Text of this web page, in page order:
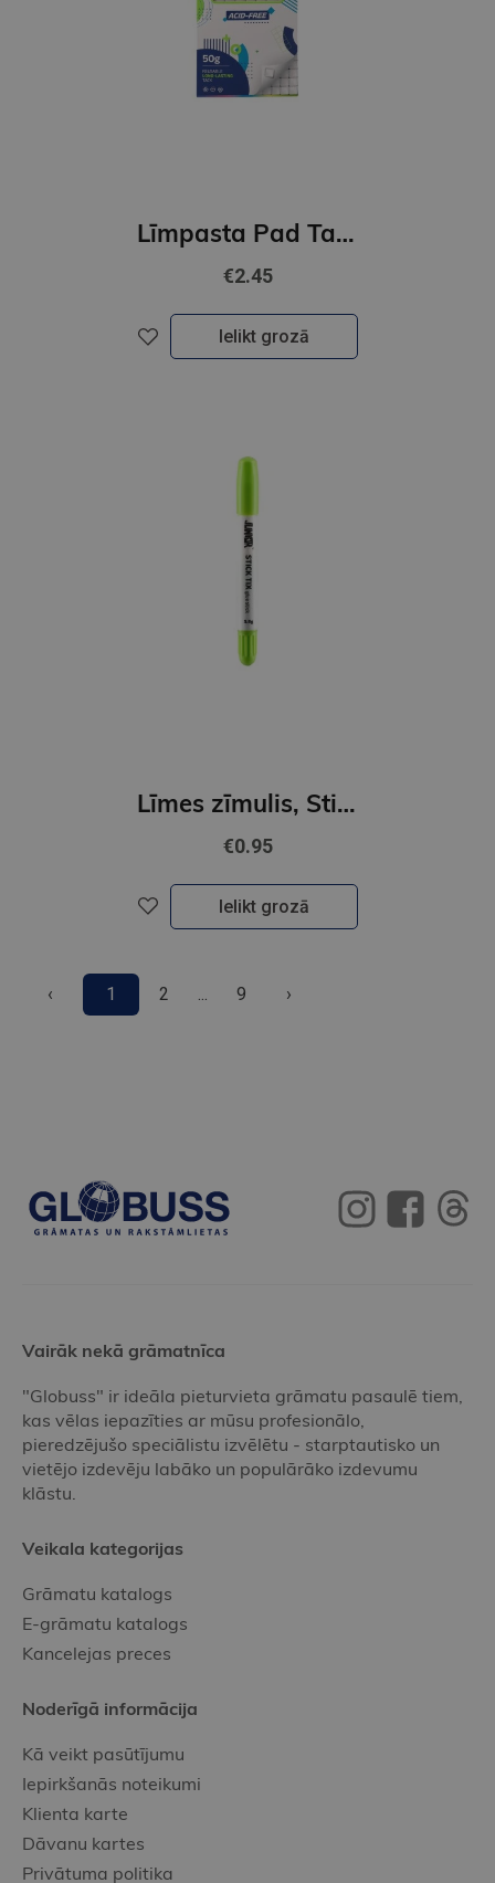
Līmpasta Pad Tack, 50g, balta
€2.45
Ielikt grozā
Līmes zīmulis, Stick Tix, 3.5g
€0.95
Ielikt grozā
‹ 1 2 9 ›
Vairāk nekā grāmatnīca
"Globuss" ir ideāla pieturvieta grāmatu pasaulē tiem,
kas vēlas iepazīties ar mūsu profesionālo,
pieredzējušo speciālistu izvēlētu - starptautisko un
vietējo izdevēju labāko un populārāko izdevumu
klāstu.
Veikala kategorijas
Grāmatu katalogs
E-grāmatu katalogs
Kancelejas preces
Noderīgā informācija
Kā veikt pasūtījumu
Iepirkšanās noteikumi
Klienta karte
Dāvanu kartes
Privātuma politika